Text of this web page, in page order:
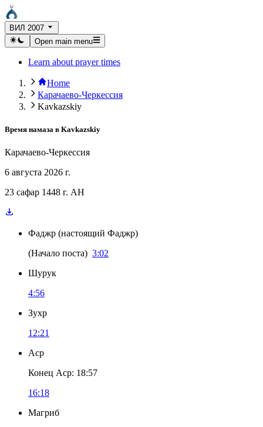
ВИЛ 2007
Open main menu
Learn about prayer times
Home
Карачаево-Черкессия
Kavkazskiy
Время намаза в Kavkazskiy
Карачаево-Черкессия
6 августа 2026 г.
23 сафар 1448 г. AH
Фаджр (настоящий Фаджр)
(Начало поста) 3:02
Шурук
4:56
Зухр
12:21
Аср
Конец Аср: 18:57
16:18
Магриб